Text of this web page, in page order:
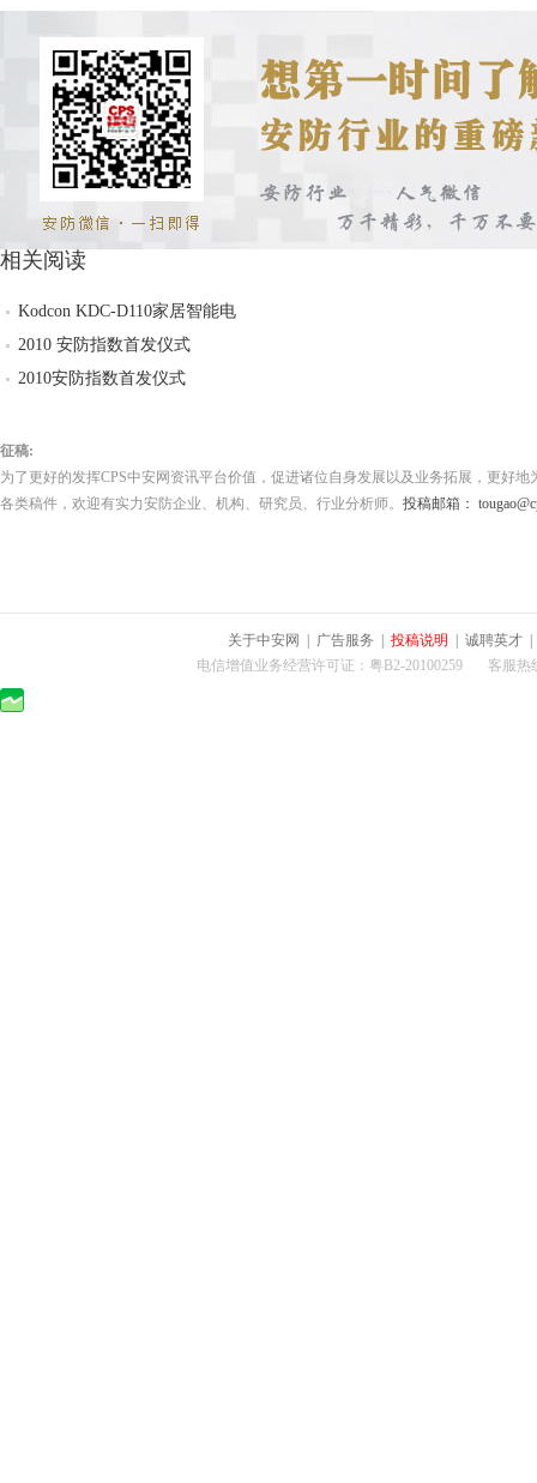
相关阅读
Kodcon KDC-D110家居智能电
2010 安防指数首发仪式
2010安防指数首发仪式
征稿:
为了更好的发挥CPS中安网资讯平台价值，促进诸位自身发展以及业务拓展，更好
各类稿件，欢迎有实力安防企业、机构、研究员、行业分析师。 投稿邮箱：
关于中安网 广告服务 投稿说明 诚聘英才
电信增值业务经营许可证：粤B2-20100259 客服